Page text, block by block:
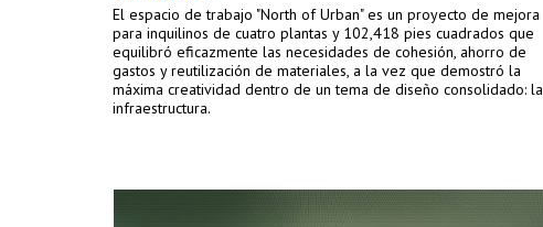
El espacio de trabajo "North of Urban" es un proyecto de mejora
para inquilinos de cuatro plantas y 102,418 pies cuadrados que
equilibró eficazmente las necesidades de cohesión, ahorro de
gastos y reutilización de materiales, a la vez que demostró la
máxima creatividad dentro de un tema de diseño consolidado: la
infraestructura.